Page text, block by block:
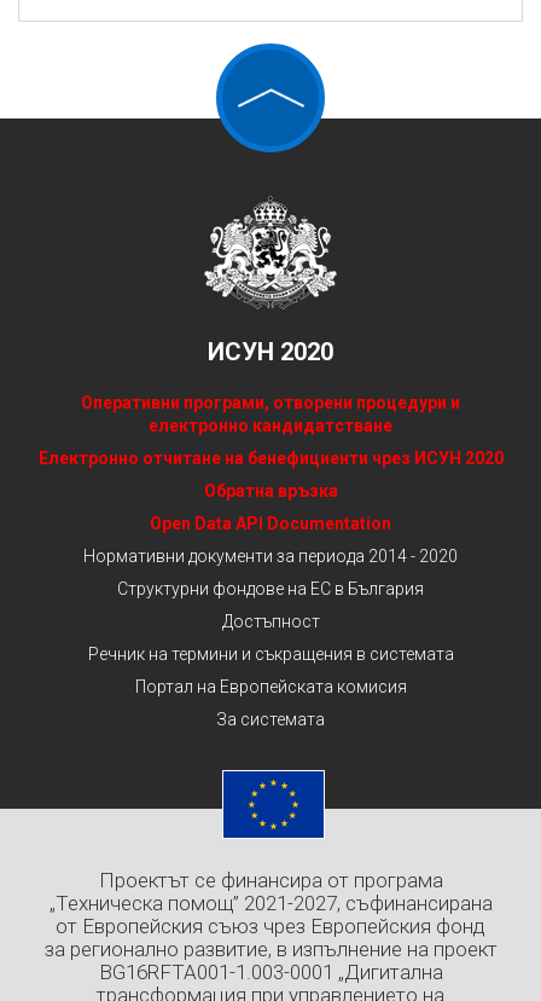
ИСУН 2020
Оперативни програми, отворени процедури и
електронно кандидатстване
Електронно отчитане на бенефициенти чрез ИСУН 2020
Обратна връзка
Open Data API Documentation
Нормативни документи за периода 2014 - 2020
Структурни фондове на ЕС в България
Достъпност
Речник на термини и съкращения в системата
Портал на Европейската комисия
За системата
Проектът се финансира от програма
„Техническа помощ” 2021-2027, съфинансирана
от Европейския съюз чрез Европейския фонд
за регионално развитие, в изпълнение на проект
BG16RFTA001-1.003-0001 „Дигитална
трансформация при управлението на